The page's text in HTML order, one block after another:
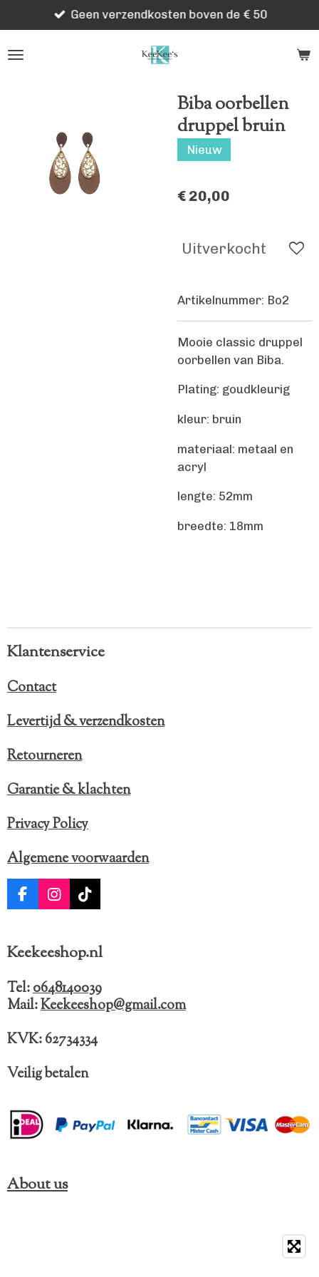
direct
naar
Geen verzendkosten boven de € 50
Biba oorbellen
druppel bruin
Nieuw
€ 20,00
Uitverkocht
Artikelnummer: Bo2
Mooie classic druppel
oorbellen van Biba.
Plating: goudkleurig
kleur: bruin
materiaal: metaal en
acryl
lengte: 52mm
breedte: 18mm
Klantenservice
Contact
Levertijd & verzendkosten
Retourneren
Garantie & klachten
Privacy Policy
Algemene voorwaarden
F
b
o
k
I
a
r
a
m
T
o
Keekeeshop.nl
Tel:0648140039
Mail:Keekeeshop@gmail.com
KVK: 62734334
Veilig betalen
About us